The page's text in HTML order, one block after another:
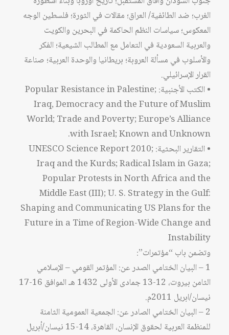
الغرب؛ ضد الطائفية/ العراق؛ مقالات في الثورة؛ فلسطين الوجه
المعكوس؛ سياسات النظم الحاكمة في البحرين والكويت
والعربية السعودية في التعامل مع المطالب الشيعية؛ الفكر
والأسلوب في مسألة العروبة؛ بريطانيا والوحدة العربية؛ صناعة
القرار الإسرائيلي.
• الكتب الأجنبية: Popular Resistance in Palestine;
Iraq, Democracy and the Future of Muslim
World; Trade and Poverty; Europe’s Alliance
with Israel; Known and Unknown.
• التقارير البحثية: UNESCO Science Report 2010;
Iraq and the Kurds; Radical Islam in Gaza;
Popular Protests in North Africa and the
Middle East (III); U. S. Strategy in the Gulf:
Shaping and Communicating US Plans for the
Future in a Time of Region-Wide Change and
Instability
وتضمن باب “مؤتمرات”:
1 – البيان الختامي الصدر عن: المؤتمر القومي – الإسلامي
الثامن بيروت، 12-13 جمادى الأولى 1432 هـ الموافق 16-17
نيسان/ابريل 2011م.
2 – البيان الختامي الصادر عن: الجمعية العمومية الثامنة
للمنظمة العربية لحقوق الإنسان، القاهرة، 14-15 نيسان/أبريل